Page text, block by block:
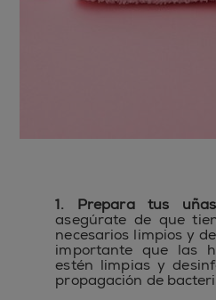
1. Prepara tus uñas
asegúrate de que
necesarios limpios y
importante que las
estén limpias y
propagación de